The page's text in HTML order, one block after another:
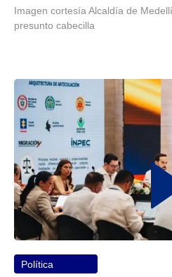
Imagen cortesía Alcaldía de
presunto cabecilla
Política